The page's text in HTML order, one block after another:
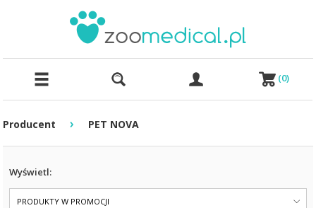
(0)
Producent › PET NOVA
Wyświetl:
PRODUKTY W PROMOCJI